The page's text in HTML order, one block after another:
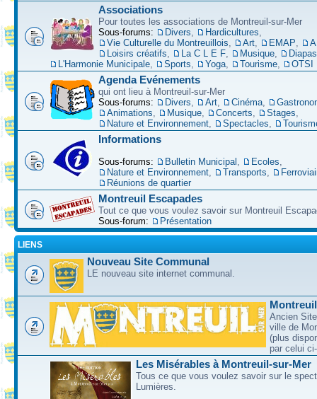
Associations
Pour toutes les associations de Montreuil-sur-Mer
Sous-forums:
Divers, Hardicultures,
Vie Culturelle du Montreuillois, Art, EMAP,
Loisirs créatifs, La C L E F, Musique,
L'Harmonie Municipale, Sports, Yoga, Tourisme, OTSI
Agenda Evénements
qui ont lieu à Montreuil-sur-Mer
Sous-forums:
Divers, Art, Cinéma,
Animations, Musique, Concerts, Stages,
Nature et Environnement, Spectacles,
Informations
Sous-forums: Bulletin Municipal , Ecoles,
Nature et Environnement, Transports,
Réunions de quartier
Montreuil Escapades
Tout ce que vous voulez savoir sur Montreuil
Sous-forum:
Présentation
LIENS
Nouveau Site Communal
LE nouveau site internet communal.
Ancien
ville de
(plus
par celui
Les Misérables à Montreuil-sur-Mer
Tous ce que vous voulez savoir sur le
Lumières.